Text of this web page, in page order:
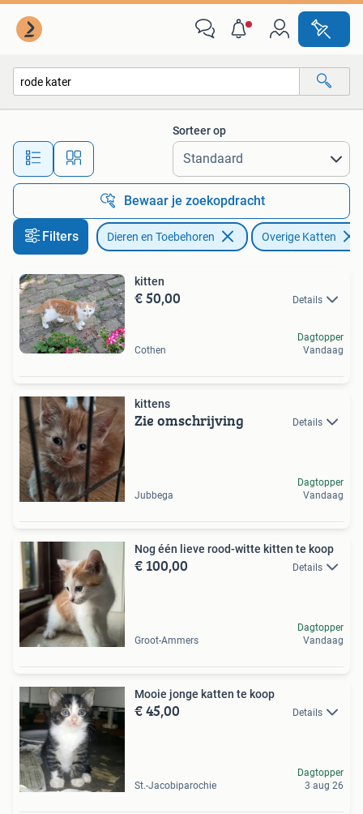
Alle afstanden…
Sorteer op
Bewaar je zoekopdracht
Filters Dieren en Toebehoren Overige Katten
kitten
€ 50,00 Details
Cothen
Dagtopper
Vandaag
kittens
Zie omschrijving Details
Jubbega
Dagtopper
Vandaag
Nog één lieve rood-witte kitten te koop
€ 100,00 Details
Groot-Ammers
Dagtopper
Vandaag
Mooie jonge katten te koop
€ 45,00 Details
St.-Jacobiparochie
Dagtopper
3 aug 26